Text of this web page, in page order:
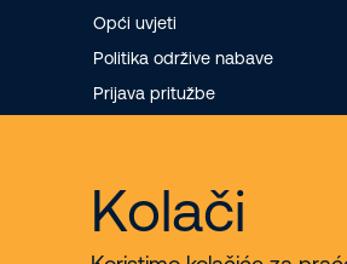
Kolači
Opći uvjeti
Politika održive nabave
Prijava pritužbe